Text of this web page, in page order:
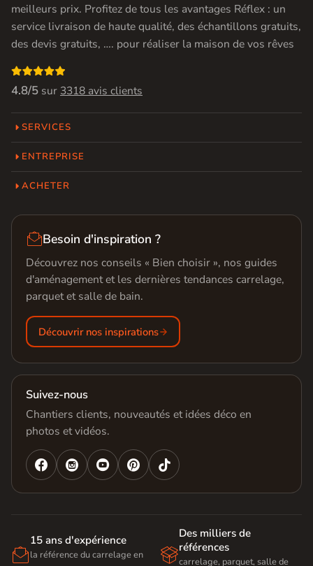
meilleurs prix. Profitez de tous les avantages Réflex : un
service livraison de haute qualité, des échantillons gratuits,
des devis gratuits, …. pour réaliser la maison de vos rêves

4.8/5 sur 3318 avis clients
SERVICES
ENTREPRISE
ACHETER
Besoin d'inspiration ?
Découvrez nos conseils « Bien choisir », nos guides
d'aménagement et les dernières tendances carrelage,
parquet et salle de bain.
Découvrir nos inspirations
Suivez-nous
Chantiers clients, nouveautés et idées déco en
photos et vidéos.
   

15 ans d'expérience
la référence du carrelage en

Des milliers de
références
carrelage, parquet, salle de